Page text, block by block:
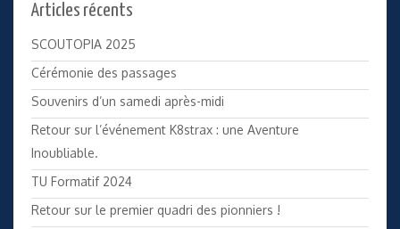
Articles récents
SCOUTOPIA 2025
Cérémonie des passages
Souvenirs d’un samedi après-midi
Retour sur l’événement K8strax : une Aventure
Inoubliable.
TU Formatif 2024
Retour sur le premier quadri des pionniers !